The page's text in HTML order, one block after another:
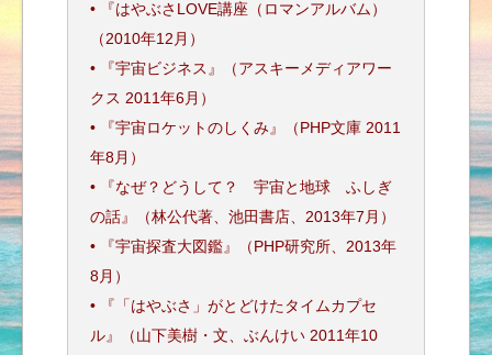
• 『はやぶさLOVE講座（ロマンアルバム）
（2010年12月）
• 『宇宙ビジネス』（アスキーメディアワー
クス 2011年6月）
• 『宇宙ロケットのしくみ』（PHP文庫 2011
年8月）
• 『なぜ？どうして？ 宇宙と地球 ふしぎ
の話』（林公代著、池田書店、2013年7月）
• 『宇宙探査大図鑑』（PHP研究所、2013年
8月）
• 『「はやぶさ」がとどけたタイムカプセ
ル』（山下美樹・文、ぶんけい 2011年10